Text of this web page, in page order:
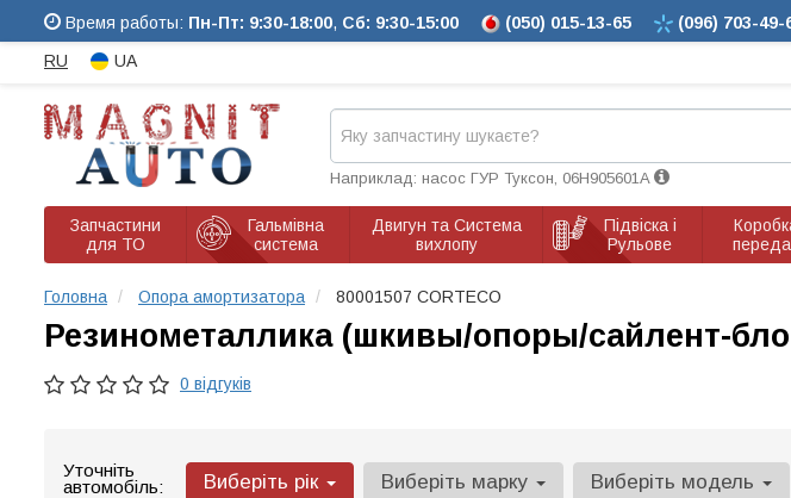
Время работы: Пн-Пт: 9:30-18:00, Сб: 9:30-15:00 (050) 015-13-65 (096) 703-49-
RU UA
Наприклад: насос ГУР Туксон, 06H905601A
Запчастини
для ТО
Гальмівна
система
Двигун та Система
вихлопу
Підвіска і
Рульове
Головна Опора амортизатора 80001507 CORTECO
Резинометаллика (шкивы/опоры/сайлент-
0 відгуків
Уточніть
автомобіль:
Виберіть рік Виберіть марку Виберіть модель